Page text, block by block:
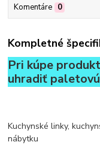
Komentáre 0
Kompletné
Pri kúpe
uhradiť
Kuchynské linky,
nábytku